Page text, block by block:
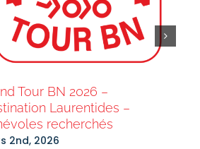
Tour BN 2026 –
Laurentides –
recherchés
2nd, 2026